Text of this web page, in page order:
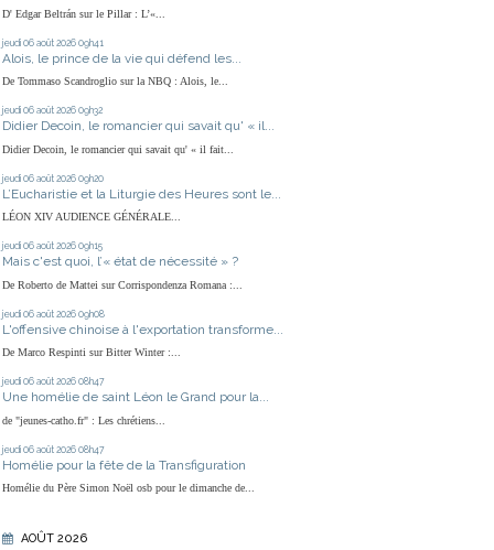
D' Edgar Beltrán sur le Pillar : L’«...
jeudi 06 août 2026 09h41
Alois, le prince de la vie qui défend les...
De Tommaso Scandroglio sur la NBQ : Alois, le...
jeudi 06 août 2026 09h32
Didier Decoin, le romancier qui savait qu' « il...
Didier Decoin, le romancier qui savait qu' « il fait...
jeudi 06 août 2026 09h20
L’Eucharistie et la Liturgie des Heures sont le...
LÉON XIV AUDIENCE GÉNÉRALE...
jeudi 06 août 2026 09h15
Mais c'est quoi, l’« état de nécessité » ?
De Roberto de Mattei sur Corrispondenza Romana :...
jeudi 06 août 2026 09h08
L'offensive chinoise à l'exportation transforme...
De Marco Respinti sur Bitter Winter :...
jeudi 06 août 2026 08h47
Une homélie de saint Léon le Grand pour la...
de "jeunes-catho.fr" : Les chrétiens...
jeudi 06 août 2026 08h47
Homélie pour la fête de la Transfiguration
Homélie du Père Simon Noël osb pour le dimanche de...
AOÛT 2026